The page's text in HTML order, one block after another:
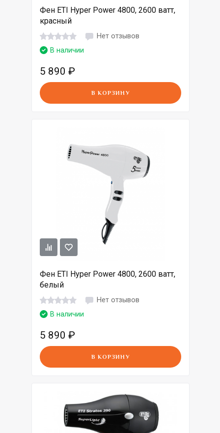
Фен ETI Hyper Power 4800, 2600 ватт,
красный
Нет отзывов
В наличии
5 890 ₽
В КОРЗИНУ
Фен ETI Hyper Power 4800, 2600 ватт,
белый
Нет отзывов
В наличии
5 890 ₽
В КОРЗИНУ